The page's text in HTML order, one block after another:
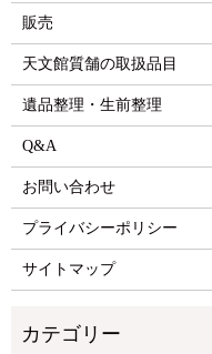
販売
天文館質舗の取扱品目
遺品整理・生前整理
Q&A
お問い合わせ
プライバシーポリシー
サイトマップ